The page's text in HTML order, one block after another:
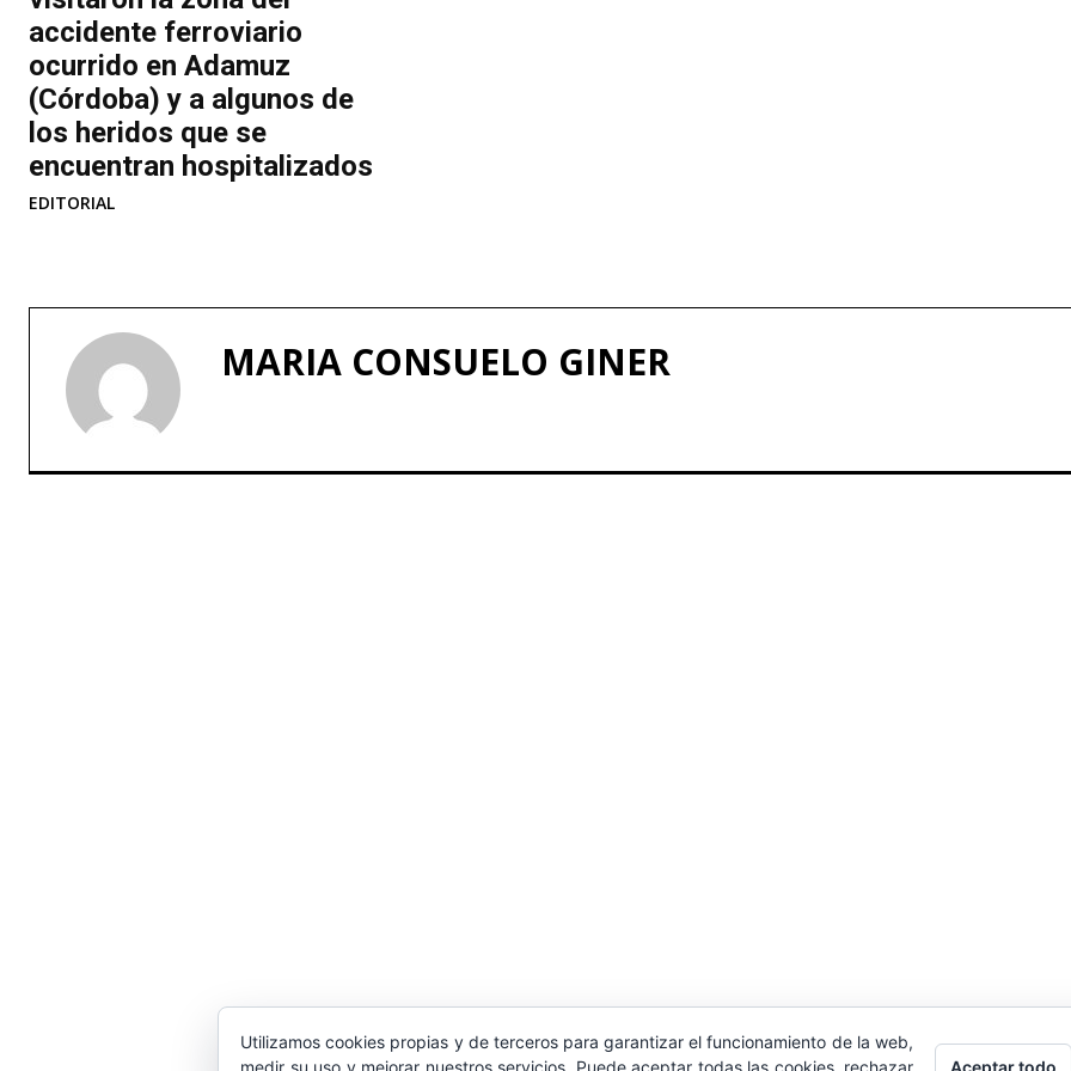
accidente ferroviario
ocurrido en Adamuz
(Córdoba) y a algunos de
los heridos que se
encuentran hospitalizados
EDITORIAL
MARIA CONSUELO GINER
Utilizamos cookies propias y de terceros para garantizar el funcionamiento de la web,
medir su uso y mejorar nuestros servicios. Puede aceptar todas las cookies, rechazar
Aceptar todo